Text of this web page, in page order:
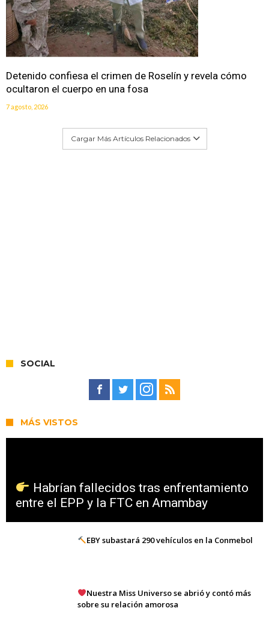
Detenido confiesa el crimen de Roselín y revela cómo
ocultaron el cuerpo en una fosa
7 agosto, 2026
Cargar Más Artículos Relacionados
SOCIAL
MÁS VISTOS
Habrían fallecidos tras enfrentamiento
entre el EPP y la FTC en Amambay
EBY subastará 290 vehículos en la Conmebol
Nuestra Miss Universo se abrió y contó más
sobre su relación amorosa